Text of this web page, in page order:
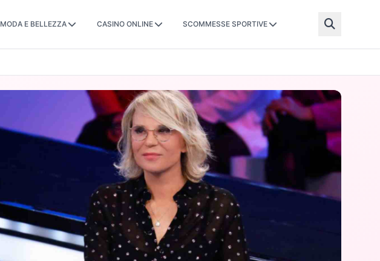
MODA E BELLEZZA CASINO ONLINE SCOMMESSE SPORTIVE